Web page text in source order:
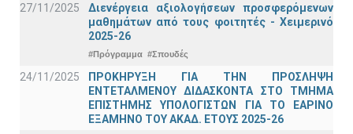
27/11/2025
Διενέργεια αξιολογήσεων προσφερόμενων
μαθημάτων από τους φοιτητές - Χειμερινό
2025-26
#Πρόγραμμα #Σπουδές
24/11/2025
ΠΡΟΚΗΡΥΞΗ ΓΙΑ ΤΗΝ ΠΡΟΣΛΗΨΗ
ΕΝΤΕΤΑΛΜΕΝΟΥ ΔΙΔΑΣΚΟΝΤΑ ΣΤΟ ΤΜΗΜΑ
ΕΠΙΣΤΗΜΗΣ ΥΠΟΛΟΓΙΣΤΩΝ ΓΙΑ ΤΟ ΕΑΡΙΝΟ
ΕΞΑΜΗΝΟ ΤΟΥ ΑΚΑΔ. ΕΤΟΥΣ 2025-26